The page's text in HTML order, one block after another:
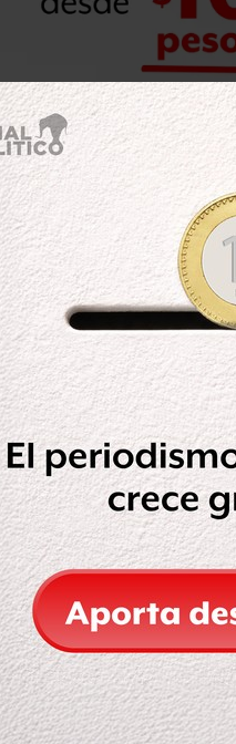
presidente del señor
en las intermedias
que se utilizaran
y de su partido
Estafa Maestra por
y a la Unidad de
de oportunidad, con
de sus cuentas
fue que se dio la
estos recursos por parte
en el Estado de México,
para la Presidencia de la
cometer de nueva
el voto popular